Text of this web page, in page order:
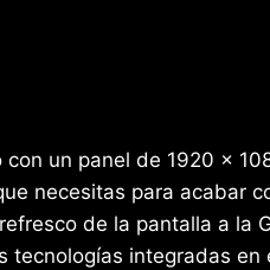
con un panel de 1920 x
necesitas para acabar
de la pantalla a la
integradas en